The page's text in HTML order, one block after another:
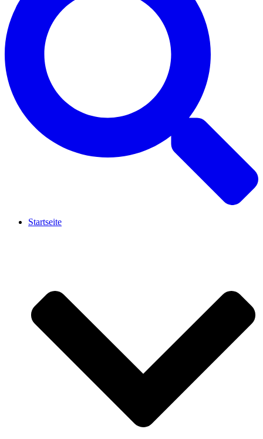
Startseite